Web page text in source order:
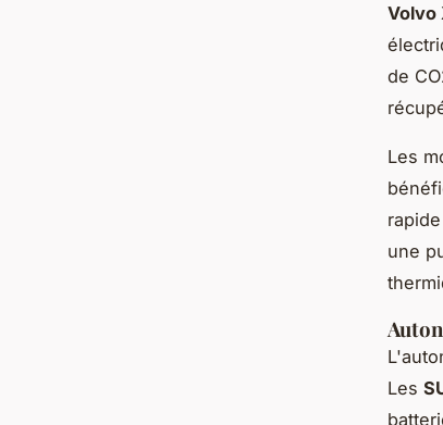
Volvo
de
Les
une
Les